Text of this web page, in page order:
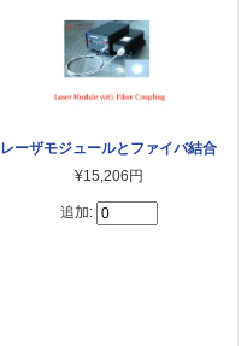
レーザモジュールとファイバ結合
¥15,206円
追加: